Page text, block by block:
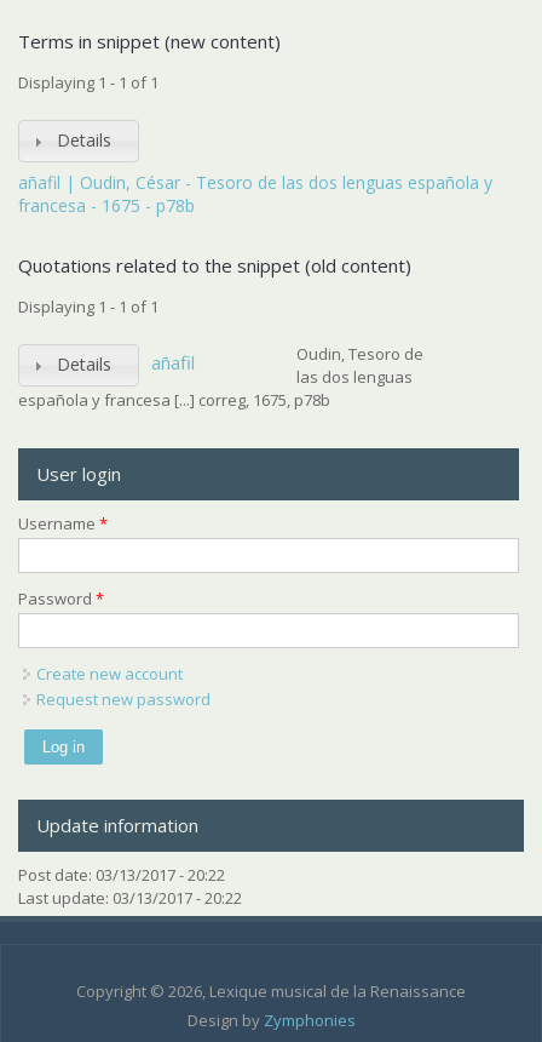
Terms in snippet (new content)
Displaying 1 - 1 of 1
Details
añafil | Oudin, César - Tesoro de las dos lenguas española y
francesa - 1675 - p78b
Quotations related to the snippet (old content)
Displaying 1 - 1 of 1
Details añafil
Oudin, Tesoro de
las dos lenguas
española y francesa [...] correg, 1675, p78b
User login
Username *
Password *
Create new account
Request new password
Update information
Post date: 03/13/2017 - 20:22
Last update: 03/13/2017 - 20:22
Copyright © 2026, Lexique musical de la Renaissance
Design by Zymphonies